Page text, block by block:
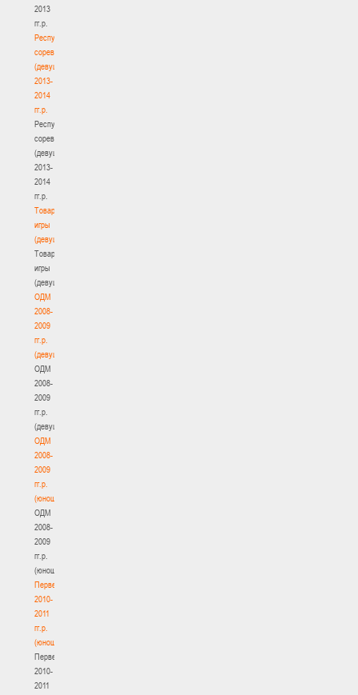
2013
гг.р.
Республиканские
соревнования
(девушки)
2013-
2014
гг.р.
Республиканские
соревнования
(девушки)
2013-
2014
гг.р.
Товарищеские
игры
(девушки)
Товарищеские
игры
(девушки)
ОДМ
2008-
2009
гг.р.
(девушки)
ОДМ
2008-
2009
гг.р.
(девушки)
ОДМ
2008-
2009
гг.р.
(юноши)
ОДМ
2008-
2009
гг.р.
(юноши)
Первенство
2010-
2011
гг.р.
(юноши)
Первенство
2010-
2011